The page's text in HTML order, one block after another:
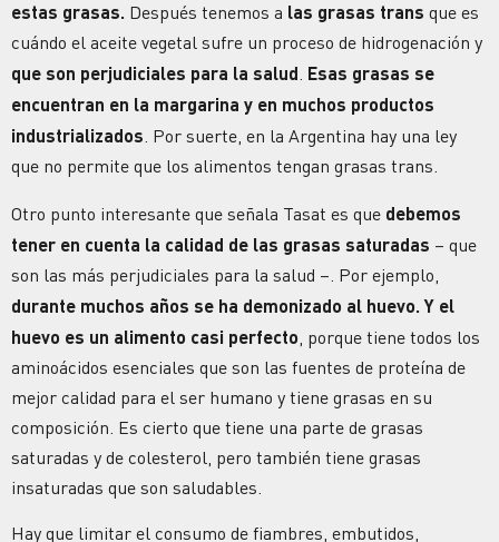
estas grasas. Después tenemos a las grasas trans que es
cuándo el aceite vegetal sufre un proceso de hidrogenación y
que son perjudiciales para la salud. Esas grasas se
encuentran en la margarina y en muchos productos
industrializados. Por suerte, en la Argentina hay una ley
que no permite que los alimentos tengan grasas trans.
Otro punto interesante que señala Tasat es que debemos
tener en cuenta la calidad de las grasas saturadas – que
son las más perjudiciales para la salud –. Por ejemplo,
durante muchos años se ha demonizado al huevo. Y el
huevo es un alimento casi perfecto , porque tiene todos los
aminoácidos esenciales que son las fuentes de proteína de
mejor calidad para el ser humano y tiene grasas en su
composición. Es cierto que tiene una parte de grasas
saturadas y de colesterol, pero también tiene grasas
insaturadas que son saludables.
Hay que limitar el consumo de fiambres, embutidos,